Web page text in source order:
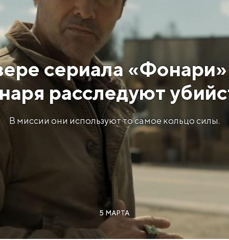
сериала
расследуют
В миссии они используют то самое кольцо силы.
5 МАРТА